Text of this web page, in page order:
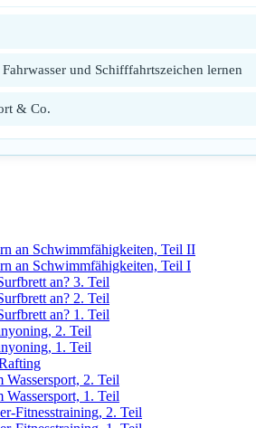
und Schifffahrtszeichen lernen
& Co.
an Schwimmfähigkeiten, Teil II
an Schwimmfähigkeiten, Teil I
an? 3. Teil
an? 2. Teil
an? 1. Teil
2. Teil
1. Teil
2. Teil
1. Teil
Fitnesstraining, 2. Teil